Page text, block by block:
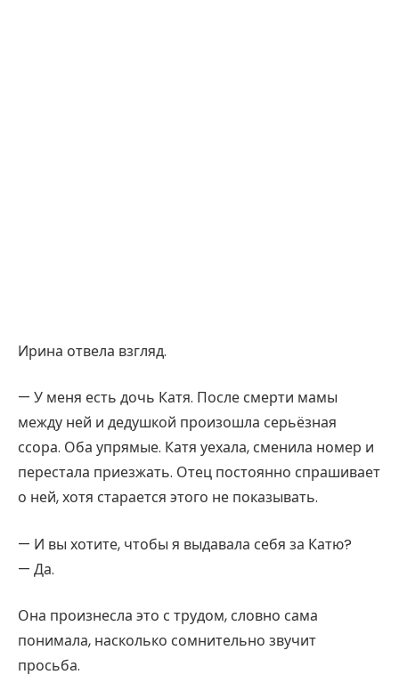
Ирина отвела взгляд.
— У меня есть дочь Катя. После смерти мамы
между ней и дедушкой произошла серьёзная
ссора. Оба упрямые. Катя уехала, сменила номер и
перестала приезжать. Отец постоянно спрашивает
о ней, хотя старается этого не показывать.
— И вы хотите, чтобы я выдавала себя за Катю?
— Да.
Она произнесла это с трудом, словно сама
понимала, насколько сомнительно звучит
просьба.